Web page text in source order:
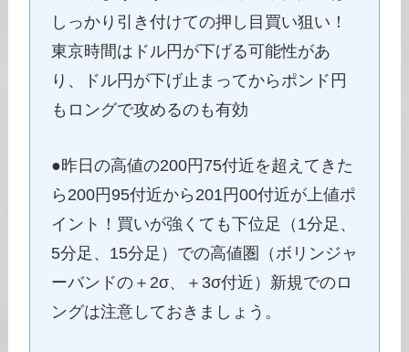
しっかり引き付けての押し目買い狙い！
東京時間はドル円が下げる可能性があ
り、ドル円が下げ止まってからポンド円
もロングで攻めるのも有効
●昨日の高値の200円75付近を超えてきた
ら200円95付近から201円00付近が上値ポ
イント！買いが強くても下位足（1分足、
5分足、15分足）での高値圏（ボリンジャ
ーバンドの＋2σ、＋3σ付近）新規でのロ
ングは注意しておきましょう。